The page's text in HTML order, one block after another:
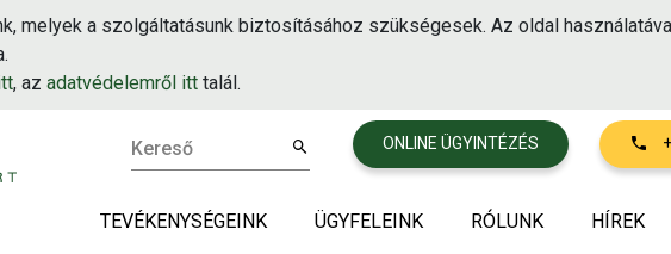
melyek a szolgáltatásunk biztosításához szükségesek. Az oldal
, az adatvédelemről itt talál.
Kereső ONLINE ÜGYINTÉZÉS
TEVÉKENYSÉGEINK ÜGYFELEINK RÓLUNK HÍREK